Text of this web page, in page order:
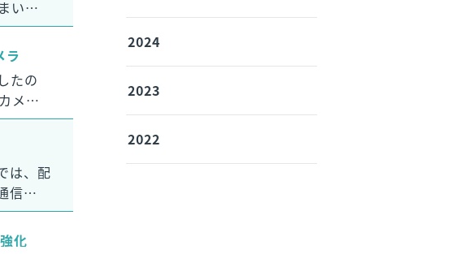
い…
ラ
たの
メ…
は、配
信…
化
2024
2023
2022